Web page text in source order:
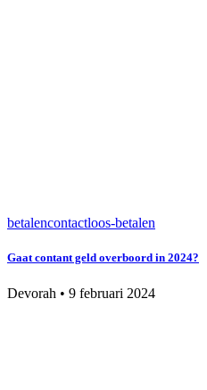
betalencontactloos-betalen
Gaat contant geld overboord in 2024?
Devorah • 9 februari 2024